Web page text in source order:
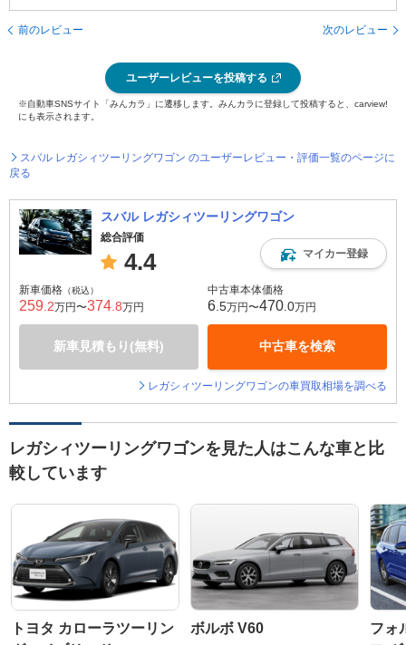
前のレビュー 次のレビュー
ユーザーレビューを投稿する
※自動車SNSサイト「みんカラ」に遷移します。みんカラに登録して投稿すると、carview!
にも表示されます。
スバル レガシィツーリングワゴン のユーザーレビュー・評価一覧のページに
戻る
スバル レガシィツーリングワゴン
総合評価
4.4 マイカー登録
新車価格 （税込）
259 .2万円〜374 .8万円
新車見積もり(無料)
中古車本体価格
6 .5万円〜470 .0万円
中古車を検索
レガシィツーリングワゴンの車買取相場を調べる
レガシィツーリングワゴンを見た人はこんな車と比
較しています
トヨタ カローラツーリン
ボルボ V60
フォ